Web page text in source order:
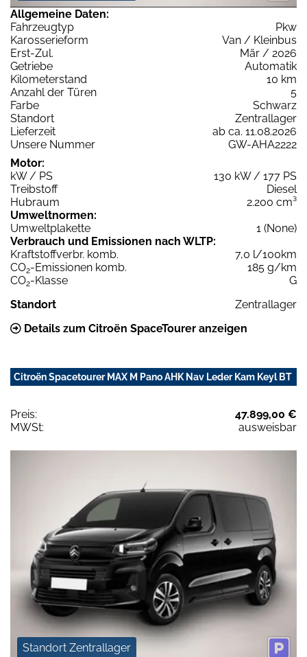
Allgemeine Daten:
Fahrzeugtyp
Pkw
Karosserieform
Van / Kleinbus
Erst-Zul.
Mär / 2026
Getriebe
Automatik
Kilometerstand
10 km
Anzahl der Türen
5
Farbe
Schwarz
Standort
Zentrallager
Lieferzeit
ab ca. 11.08.2026
Unsere Nummer
GW-AHA2222
Motor:
kW / PS
130 kW / 177 PS
Treibstoff
Diesel
Hubraum
2.200 cm³
Umweltnormen:
Umweltplakette
1 (None)
Verbrauch und Emissionen nach WLTP:
Kraftstoffverbr. komb.
7,0 l/100km
CO2-Emissionen komb.
185 g/km
CO2-Klasse
G
Standort
Zentrallager
Details zum Citroën SpaceTourer anzeigen
Citroën Spacetourer MAX M Pano AHK Nav Leder Kam Keyl BT
Preis:
47.899,00 €
MWSt:
ausweisbar
Standort Zentrallager